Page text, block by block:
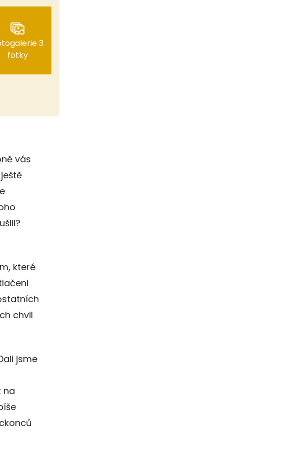
3
fotky
vás
které
chvil
jsme
na